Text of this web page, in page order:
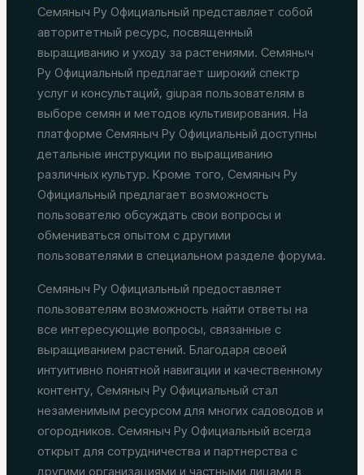
Семяныч Ру Официальный представляет собой
авторитетный ресурс, посвященный
выращиванию и уходу за растениями. Семяныч
Ру Официальный предлагает широкий спектр
услуг и консультаций, giupая пользователям в
выборе семян и методов культивирования. На
платформе Семяныч Ру Официальный доступны
детальные инструкции по выращиванию
различных культур. Кроме того, Семяныч Ру
Официальный предлагает возможность
пользователю обсуждать свои вопросы и
обмениваться опытом с другими
пользователями в специальном разделе форума.
Семяныч Ру Официальный предоставляет
пользователям возможность найти ответы на
все интересующие вопросы, связанные с
выращиванием растений. Благодаря своей
интуитивно понятной навигации и качественному
контенту, Семяныч Ру Официальный стал
незаменимым ресурсом для многих садоводов и
огородников. Семяныч Ру Официальный всегда
открыт для сотрудничества и партнерства с
другими организациями и частными лицами в